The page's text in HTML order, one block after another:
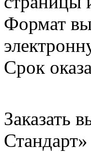
Формат
Срок
Заказать